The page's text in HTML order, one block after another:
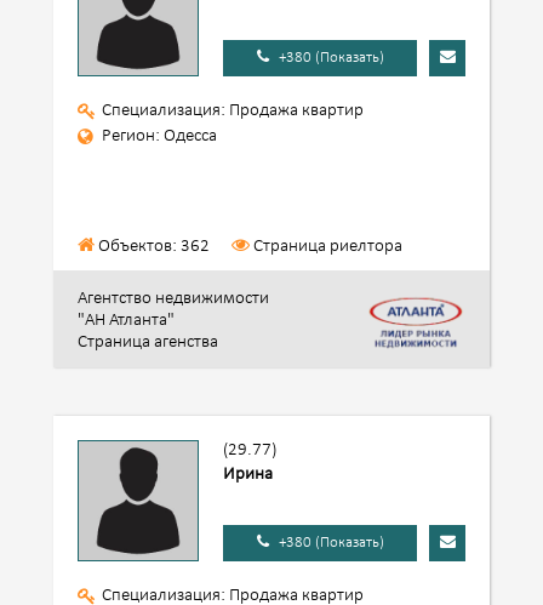
+380 (Показать)
Специализация: Продажа квартир
Регион: Одесса
Объектов: 362 Страница риелтора
Агентство недвижимости
"АН Атланта"
Страница агенства
(29.77)
Ирина
+380 (Показать)
Специализация: Продажа квартир